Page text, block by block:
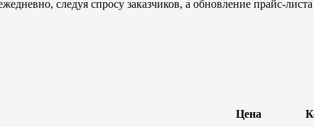
следуя спросу заказчиков, а обновление прайс-листа
Цена